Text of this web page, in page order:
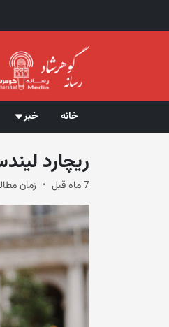
خانه خبر
ریچارد
7 ماه قبل زمان مطالعه 1